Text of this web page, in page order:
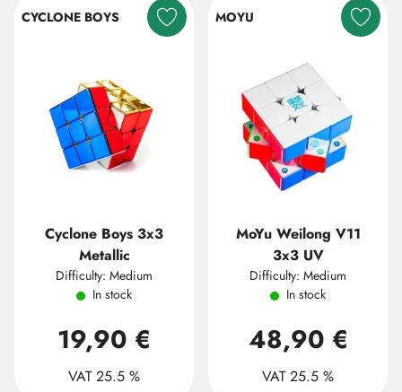
CYCLONE BOYS
Cyclone Boys 3x3
Metallic
Difficulty: Medium
In stock
19,90 €
VAT 25.5 %
MOYU
MoYu Weilong V11
3x3 UV
Difficulty: Medium
In stock
48,90 €
VAT 25.5 %